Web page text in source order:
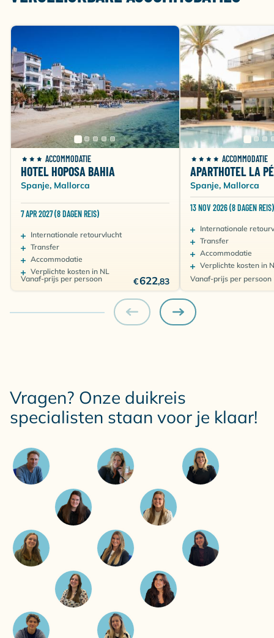
ACCOMMODATIE
HOTEL HOPOSA BAHIA
Spanje, Mallorca
7 APR 2027 (8 DAGEN REIS)
Internationale retourvlucht
Transfer
Accommodatie
Verplichte kosten in NL
Vanaf-prijs per persoon
€622,83
ACCOMMODATIE
APARTHOTEL LA
Spanje, Mallorca
13 NOV 2026 (8 DAGEN REIS)
Internationale
Transfer
Accommodatie
Verplichte kosten in
Vanaf-prijs per persoon
Vragen? Onze duikreis
specialisten staan voor je klaar!